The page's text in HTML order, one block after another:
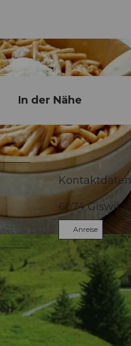
In der Nähe
Kontaktdaten
6074Giswil
Anreise